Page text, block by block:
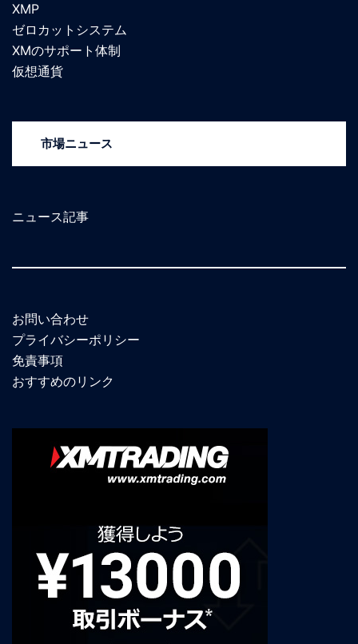
XMP
ゼロカットシステム
XMのサポート体制
仮想通貨
市場ニュース
ニュース記事
お問い合わせ
プライバシーポリシー
免責事項
おすすめのリンク